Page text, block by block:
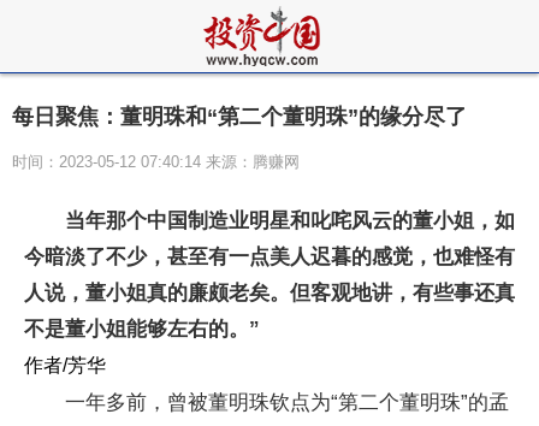
每日聚焦：董明珠和“第二个董明珠”的缘分尽了
时间：2023-05-12 07:40:14 来源：腾赚网
当年那个中国制造业明星和叱咤风云的董小姐，如
今暗淡了不少，甚至有一点美人迟暮的感觉，也难怪有
人说，董小姐真的廉颇老矣。但客观地讲，有些事还真
不是董小姐能够左右的。 ”
作者/芳华
一年多前，曾被董明珠钦点为“第二个董明珠”的孟